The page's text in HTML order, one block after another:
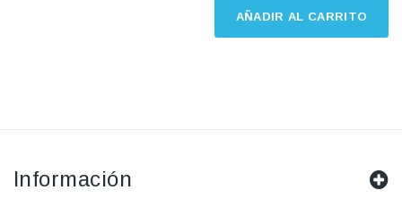
AÑADIR AL CARRITO
Información